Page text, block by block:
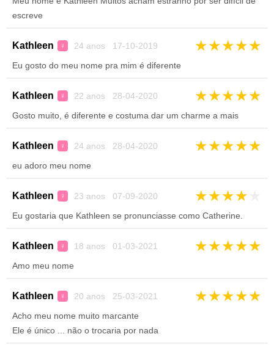
escreve
Kathleen ♀ 24 anos 17-10-2019 ★★★★★
Eu gosto do meu nome pra mim é diferente
Kathleen ♀ 22 anos 28-04-2020 ★★★★★
Gosto muito, é diferente e costuma dar um charme a mais
Kathleen ♀ 24 anos 28-04-2020 ★★★★★
eu adoro meu nome
Kathleen ♀ 23 anos 07-09-2020 ★★★★
Eu gostaria que Kathleen se pronunciasse como Catherine.
Kathleen ♀ 18 anos 01-03-2021 ★★★★★
Amo meu nome
Kathleen ♀ 20 anos 25-03-2021 ★★★★★
Acho meu nome muito marcante
Ele é único ... não o trocaria por nada